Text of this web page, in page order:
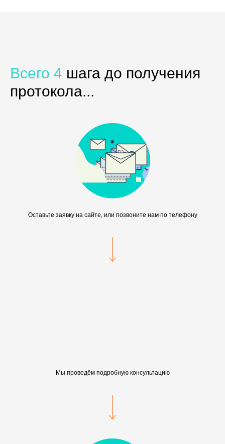
Всего 4 шага до получения
протокола...
Оставьте заявку на сайте, или позвоните нам по телефону
Мы проведём подробную консультацию